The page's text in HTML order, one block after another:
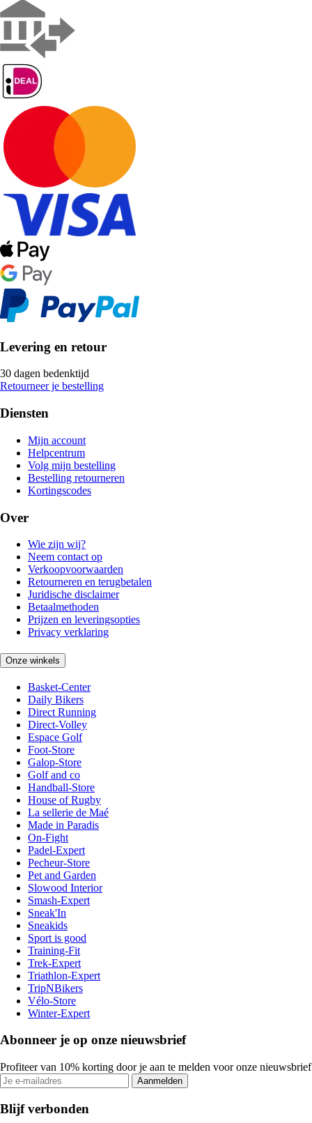
Levering en retour
30 dagen bedenktijd
Retourneer je bestelling
Diensten
Mijn account
Helpcentrum
Volg mijn bestelling
Bestelling retourneren
Kortingscodes
Over
Wie zijn wij?
Neem contact op
Verkoopvoorwaarden
Retourneren en terugbetalen
Juridische disclaimer
Betaalmethoden
Prijzen en leveringsopties
Privacy verklaring
Onze winkels
Basket-Center
Daily Bikers
Direct Running
Direct-Volley
Espace Golf
Foot-Store
Galop-Store
Golf and co
Handball-Store
House of Rugby
La sellerie de Maé
Made in Paradis
On-Fight
Padel-Expert
Pecheur-Store
Pet and Garden
Slowood Interior
Smash-Expert
Sneak'In
Sneakids
Sport is good
Training-Fit
Trek-Expert
Triathlon-Expert
TripNBikers
Vélo-Store
Winter-Expert
Abonneer je op onze nieuwsbrief
Profiteer van 10% korting door je aan te melden voor onze nieuwsbrief
Aanmelden
Blijf verbonden